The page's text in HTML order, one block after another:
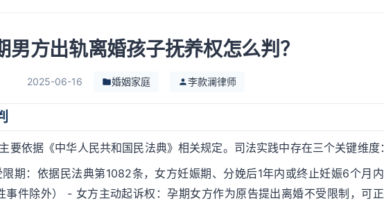
男方出轨离婚孩子抚养权怎么判？
2025-06-16 婚姻家庭 李款澜律师
要依据《中华人民共和国民法典》相关规定。司法实践中存在三个关键维度：
期：依据民法典第1082条，女方妊娠期、分娩后1年内或终止妊娠6个月
件除外） - 女方主动起诉权：孕期女方作为原告提出离婚不受限制，可